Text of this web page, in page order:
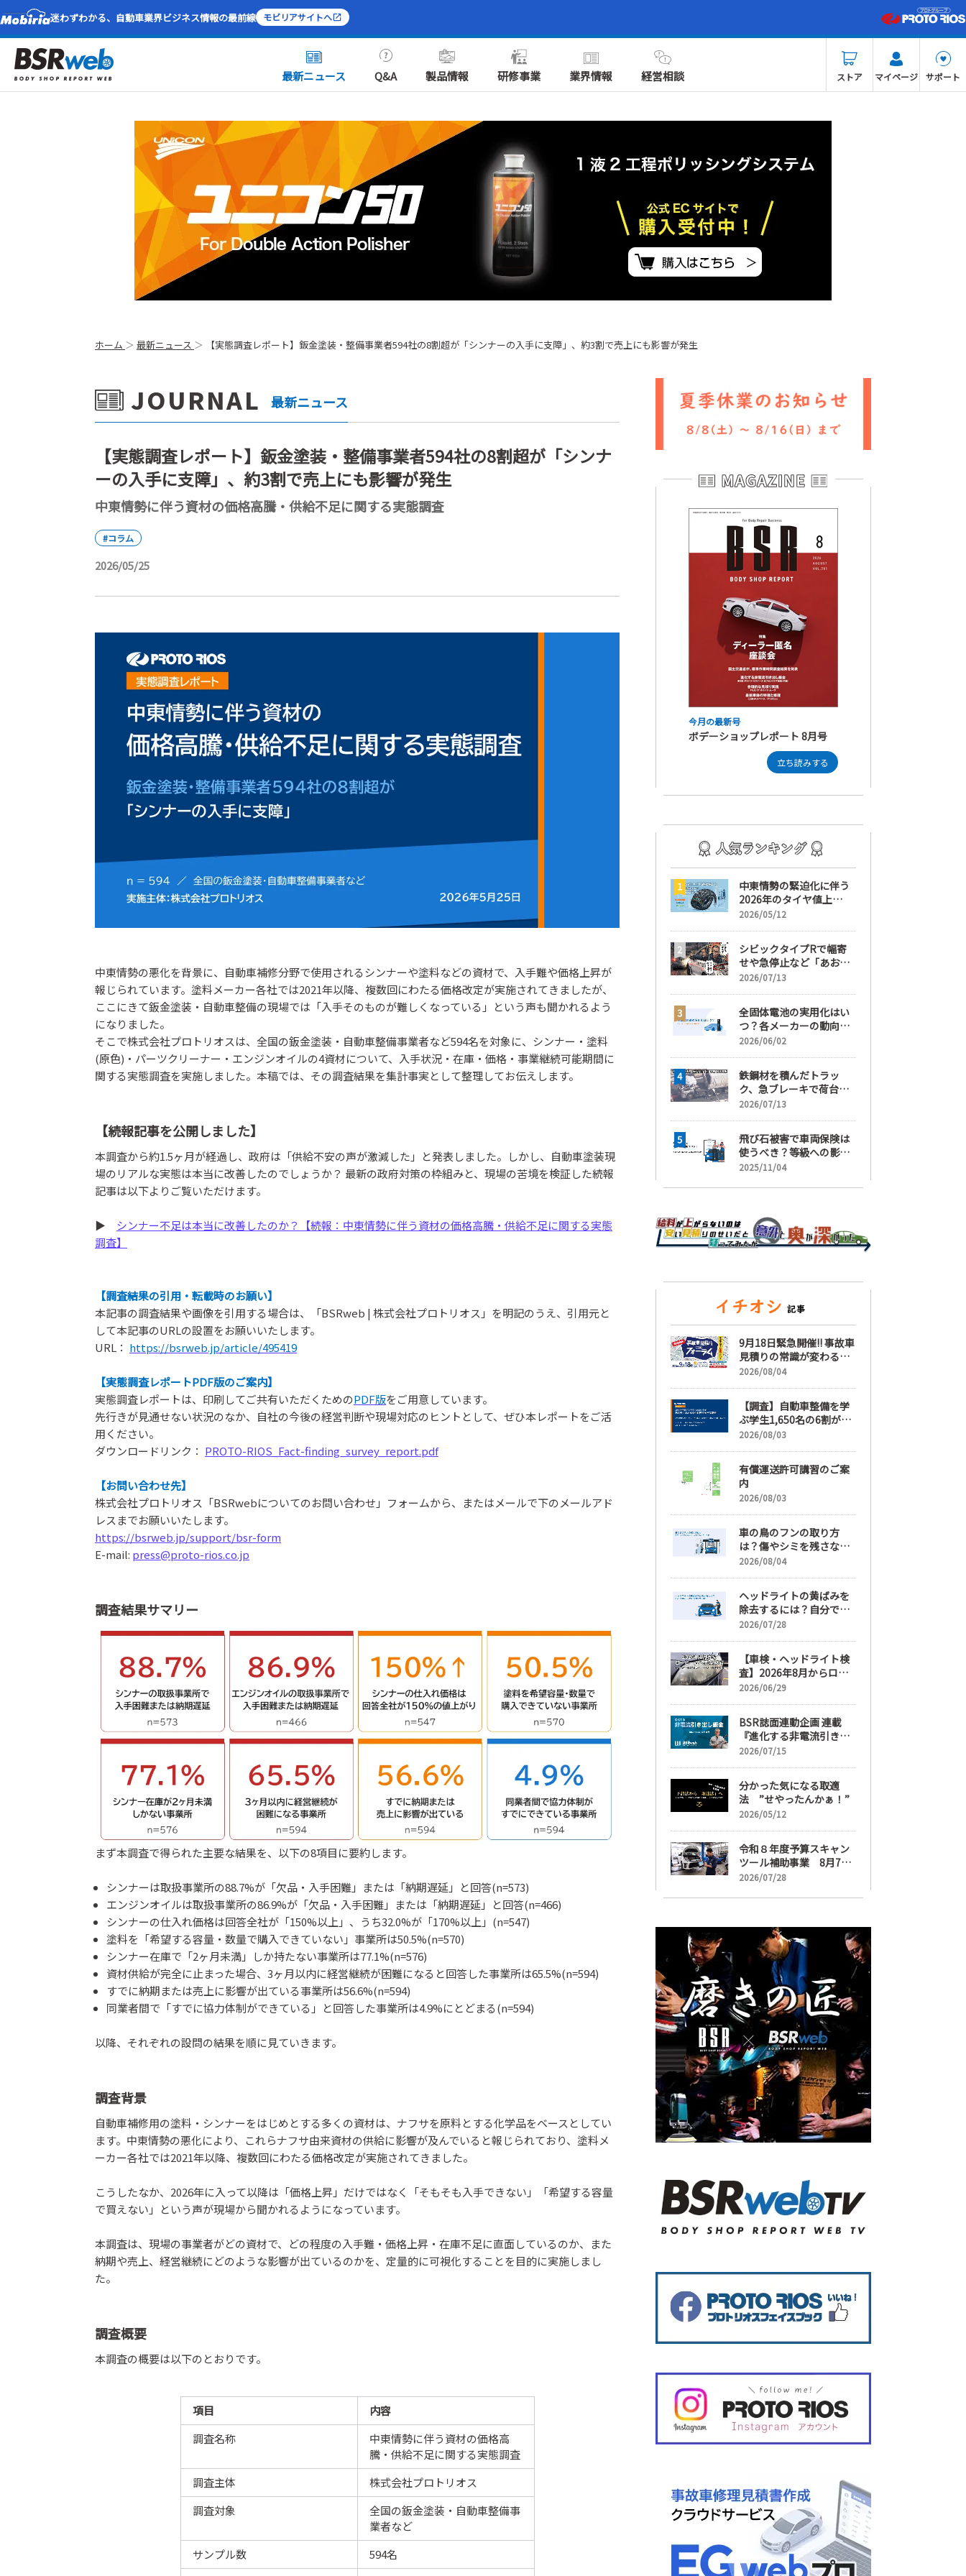
迷わずわかる、自動車業界ビジネス情報の最前線 モビリアサイトへ
最新ニュース Q&A 製品情報 研修事業 業界情報 経営相談 ストア マイページ サポート
ホーム 最新ニュース 【実態調査レポート】鈑金塗装・整備事業者594社の8割超が「シンナーの入手に支障」、約3割で売上にも影響が発生
JOURNAL 最新ニュース
【実態調査レポート】鈑金塗装・整備事業者594社の8割超が「シンナ
ーの入手に支障」、約3割で売上にも影響が発生
中東情勢に伴う資材の価格高騰・供給不足に関する実態調査
#コラム
2026/05/25
中東情勢の悪化を背景に、自動車補修分野で使用されるシンナーや塗料などの資材で、入手難や価格上昇が
報じられています。塗料メーカー各社では2021年以降、複数回にわたる価格改定が実施されてきましたが、
ここにきて鈑金塗装・自動車整備の現場では「入手そのものが難しくなっている」という声も聞かれるよう
になりました。
そこで株式会社プロトリオスは、全国の鈑金塗装・自動車整備事業者など594名を対象に、シンナー・塗料
(原色)・パーツクリーナー・エンジンオイルの4資材について、入手状況・在庫・価格・事業継続可能期間に
関する実態調査を実施しました。本稿では、その調査結果を集計事実として整理してお伝えします。
【続報記事を公開しました】
本調査から約1.5ヶ月が経過し、政府は「供給不安の声が激減した」と発表しました。しかし、自動車塗装現
場のリアルな実態は本当に改善したのでしょうか？ 最新の政府対策の枠組みと、現場の苦境を検証した続報
記事は以下よりご覧いただけます。
▶ シンナー不足は本当に改善したのか？【続報：中東情勢に伴う資材の価格高騰・供給不足に関する実態
調査】
【調査結果の引用・転載時のお願い】
本記事の調査結果や画像を引用する場合は、「BSRweb | 株式会社プロトリオス」を明記のうえ、引用元と
して本記事のURLの設置をお願いいたします。
URL： https://bsrweb.jp/article/495419
【実態調査レポートPDF版のご案内】
実態調査レポートは、印刷してご共有いただくためのPDF版をご用意しています。
先行きが見通せない状況のなか、自社の今後の経営判断や現場対応のヒントとして、ぜひ本レポートをご活
用ください。
ダウンロードリンク： PROTO-RIOS_Fact-finding_survey_report.pdf
【お問い合わせ先】
株式会社プロトリオス「BSRwebについてのお問い合わせ」フォームから、またはメールで下のメールアド
レスまでお願いいたします。
https://bsrweb.jp/support/bsr-form
E-mail: press@proto-rios.co.jp
調査結果サマリー
まず本調査で得られた主要な結果を、以下の8項目に要約します。
シンナーは取扱事業所の88.7%が「欠品・入手困難」または「納期遅延」と回答(n=573)
エンジンオイルは取扱事業所の86.9%が「欠品・入手困難」または「納期遅延」と回答(n=466)
シンナーの仕入れ価格は回答全社が「150%以上」、うち32.0%が「170%以上」(n=547)
塗料を「希望する容量・数量で購入できていない」事業所は50.5%(n=570)
シンナー在庫で「2ヶ月未満」しか持たない事業所は77.1%(n=576)
資材供給が完全に止まった場合、3ヶ月以内に経営継続が困難になると回答した事業所は65.5%(n=594)
すでに納期または売上に影響が出ている事業所は56.6%(n=594)
同業者間で「すでに協力体制ができている」と回答した事業所は4.9%にとどまる(n=594)
以降、それぞれの設問の結果を順に見ていきます。
調査背景
自動車補修用の塗料・シンナーをはじめとする多くの資材は、ナフサを原料とする化学品をベースとしてい
ます。中東情勢の悪化により、これらナフサ由来資材の供給に影響が及んでいると報じられており、塗料メ
ーカー各社では2021年以降、複数回にわたる価格改定が実施されてきました。
こうしたなか、2026年に入って以降は「価格上昇」だけではなく「そもそも入手できない」「希望する容量
で買えない」という声が現場から聞かれるようになっています。
本調査は、現場の事業者がどの資材で、どの程度の入手難・価格上昇・在庫不足に直面しているのか、また
納期や売上、経営継続にどのような影響が出ているのかを、定量的に可視化することを目的に実施しまし
た。
調査概要
本調査の概要は以下のとおりです。
項目
内容
調査名称
中東情勢に伴う資材の価格高
騰・供給不足に関する実態調査
調査主体
株式会社プロトリオス
調査対象
全国の鈑金塗装・自動車整備事
業者など
サンプル数
594名
今月の最新号
ボデーショップレポート 8月号
立ち読みする
中東情勢の緊迫化に伴う
2026年のタイヤ値上
げ！ 値上げ実施1ヶ月前
売において極めて重要な
訳
2026/05/12
シビックタイプRで幅寄
せや急停止など「あおり
運転」の疑い
2026/07/13
全固体電池の実用化はい
つ？各メーカーの動向と
EVの買い時を解説
2026/06/02
鉄鋼材を積んだトラッ
ク、急ブレーキで荷台が
崩れ、運転手が鉄鋼材に
2026/07/13
飛び石被害で車両保険は
使うべき？等級への影響
と賢い判断基準を解説
2025/11/04
9月18日緊急開催!! 事故車
見積りの常識が変わる
「事故車見積りフォーラ
2026/08/04
【調査】自動車整備を学
ぶ学生1,650名の6割が就
職先選びで「給与」を最
日以上」希望も66.3%
2026/08/03
有償運送許可講習のご案
内
2026/08/03
車の鳥のフンの取り方
は？傷やシミを残さない
正しい落とし方と予防策
2026/08/04
ヘッドライトの黄ばみを
除去するには？自分で綺
麗にする手順と業者費用
2026/07/28
【車検・ヘッドライト検
査】2026年8月からロー
ビームへ完全移行、ヘッ
ーティングも重要に
2026/06/29
BSR誌面連動企画 連載
『進化する非電流引き出
し鈑金』【目次】
2026/07/15
分かった気になる取適
法 ”せやったんかぁ！”
2026/05/12
令和８年度予算スキャン
ツール補助事業 8月7日
受け付け開始
2026/07/28